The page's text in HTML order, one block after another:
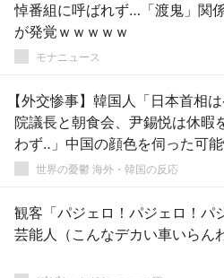
悼番組に呼ばれず…「渡鬼」関
が発覚ｗｗｗｗｗ
モナニュース
【外交惨事】韓国人「日本首相
院議長と朝食会、尹錫悦は休暇
わず‥」中国の顔色を伺った可
の反応世界の憂鬱 海外・韓国の反応
観客「パジェロ！パジェロ！パ
芸能人（こんなデカい車いらん